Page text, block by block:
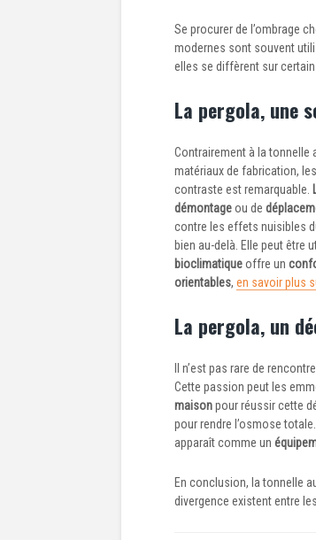
Se procurer de l’ombrage
modernes sont souvent
elles se diffèrent sur
La pergola, une
Contrairement à la tonnelle
matériaux de fabrication,
contraste est remarquable.
démontageou de
contre les effets nuisibles
bien au-delà. Elle peut être
bioclimatiqueoffre un
orientables, en savoir plus
La pergola, un
Il n’est pas rare de
Cette passion peut les
maisonpour réussir cette
pour rendre l’osmose
apparaît comme un
En conclusion, la tonnelle
divergence existent entre